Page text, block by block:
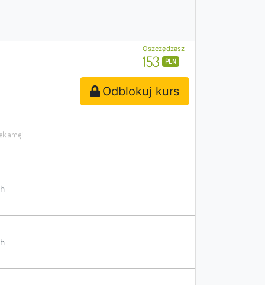
Oszczędzasz
153 PLN
Odblokuj kurs